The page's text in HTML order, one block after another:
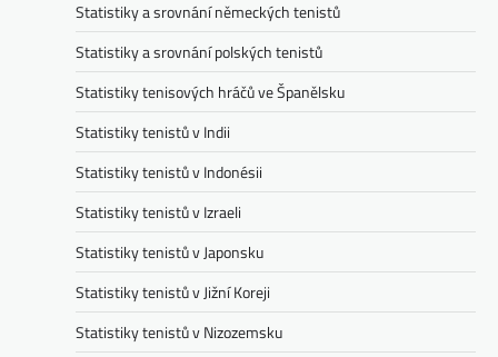
Statistiky a srovnání německých tenistů
Statistiky a srovnání polských tenistů
Statistiky tenisových hráčů ve Španělsku
Statistiky tenistů v Indii
Statistiky tenistů v Indonésii
Statistiky tenistů v Izraeli
Statistiky tenistů v Japonsku
Statistiky tenistů v Jižní Koreji
Statistiky tenistů v Nizozemsku